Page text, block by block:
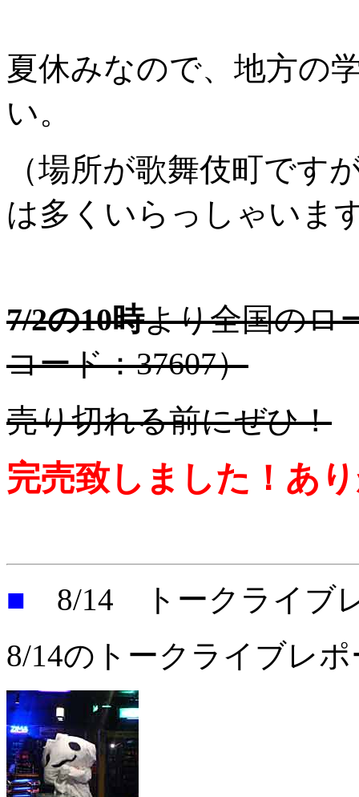
夏休みなので、地方の
い。
（場所が歌舞伎町です
は多くいらっしゃいま
7/2の10時より全国のロ
コード：37607）
売り切れる前にぜひ！
完売致しました！あ
■ 8/14 トークライブ
8/14のトークライブレ